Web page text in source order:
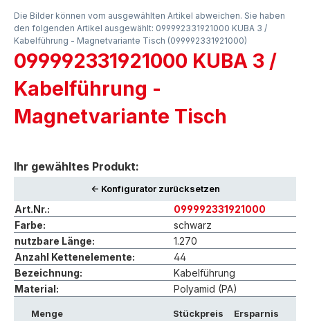
Die Bilder können vom ausgewählten Artikel abweichen. Sie haben
den folgenden Artikel ausgewählt: 099992331921000 KUBA 3 /
Kabelführung - Magnetvariante Tisch (099992331921000)
099992331921000 KUBA 3 /
Kabelführung -
Magnetvariante Tisch
Ihr gewähltes Produkt:
<- Konfigurator zurücksetzen
Art.Nr.:
099992331921000
Farbe:
schwarz
nutzbare Länge:
1.270
Anzahl Kettenelemente:
44
Bezeichnung:
Kabelführung
Material:
Polyamid (PA)
Menge Stückpreis Ersparnis